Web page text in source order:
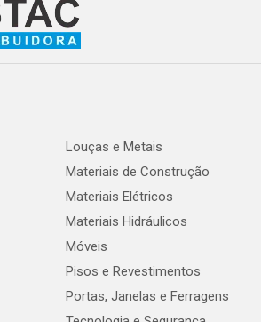
Louças e Metais
Materiais de Construção
Materiais Elétricos
Materiais Hidráulicos
Móveis
Pisos e Revestimentos
Portas, Janelas e Ferragens